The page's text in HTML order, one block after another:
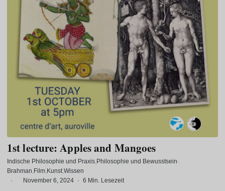
1st lecture: Apples and Mangoes
Indische Philosophie und Praxis Philosophie und Bewusstsein ·
Brahman Film Kunst Wissen
·
November 6, 2024 · 6 Min. Lesezeit